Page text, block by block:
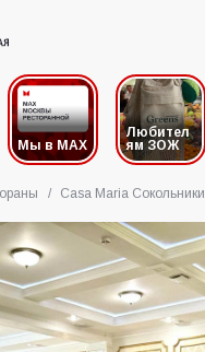
Мы в MAX
Любител
ям ЗОЖ
/ Casa Maria Сокольники